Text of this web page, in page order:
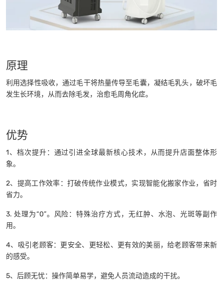
原理
利用选择性吸收，通过毛干将热量传导至毛囊，凝结毛乳头，破坏毛
发生长环境，从而去除毛发，治愈毛周角化症。
优势
1、档次提升：通过引进全球最新核心技术，从而提升店面整体形
象。
2、提高工作效率：打破传统作业模式，实现智能化搬家作业，省时
省力。
3. 处理为“0”。风险：特殊治疗方式，无红肿、水泡、光斑等副作
用。
4、吸引老顾客：更安全、更轻松、更有效的美丽，给老顾客带来新
的感受。
5、后顾无忧：操作简单易学，避免人员流动造成的干扰。